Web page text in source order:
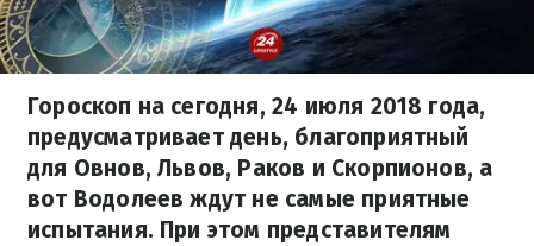
Гороскоп на сегодня, 24 июля 2018 года,
предусматривает день, благоприятный
для Овнов, Львов, Раков и Скорпионов, а
вот Водолеев ждут не самые приятные
испытания. При этом представителям